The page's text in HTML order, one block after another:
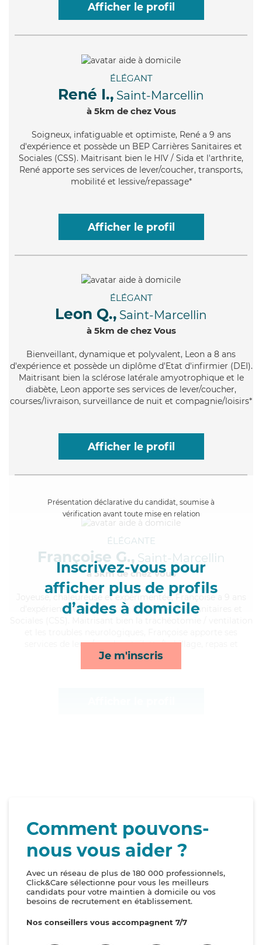
Afficher le profil
ÉLÉGANT
René I., Saint-Marcellin
à 5km de chez Vous
Soigneux, infatiguable et optimiste, René a 9 ans
d'expérience et possède un BEP Carrières Sanitaires et
Sociales (CSS). Maitrisant bien le HIV / Sida et l'arthrite,
René apporte ses services de lever/coucher, transports,
mobilité et lessive/repassage*
Afficher le profil
ÉLÉGANT
Leon Q., Saint-Marcellin
à 5km de chez Vous
Bienveillant, dynamique et polyvalent, Leon a 8 ans
d'expérience et possède un diplôme d'Etat d'infirmier (DEI).
Maitrisant bien la sclérose latérale amyotrophique et le
diabète, Leon apporte ses services de lever/coucher,
courses/livraison, surveillance de nuit et compagnie/loisirs*
Afficher le profil
Présentation déclarative du candidat, soumise à
vérification avant toute mise en relation
Inscrivez-vous pour
afficher plus de profils
d’aides à domicile
Je m'inscris
ÉLÉGANTE
Françoise G., Saint-Marcellin
à 5km de chez Vous
, chaleureuse et expérimentée, Françoise a 9 ans
d'expérience et possède un BEP Carrières Sanitaires et
services de lever/coucher, toilette/habillage, repas et
mobilité*
Comment pouvons-
nous vous aider ?
Avec un réseau de plus de 180 000 professionnels,
Click&Care sélectionne pour vous les meilleurs
candidats pour votre maintien à domicile ou vos
besoins de recrutement en établissement.
Nos conseillers vous accompagnent 7/7